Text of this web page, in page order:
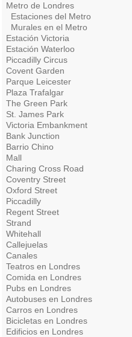
Metro de Londres
Estaciones del Metro
Murales en el Metro
Estación Victoria
Estación Waterloo
Piccadilly Circus
Covent Garden
Parque Leicester
Plaza Trafalgar
The Green Park
St. James Park
Victoria Embankment
Bank Junction
Barrio Chino
Mall
Charing Cross Road
Coventry Street
Oxford Street
Piccadilly
Regent Street
Strand
Whitehall
Callejuelas
Canales
Teatros en Londres
Comida en Londres
Pubs en Londres
Autobuses en Londres
Carros en Londres
Bicicletas en Londres
Edificios en Londres